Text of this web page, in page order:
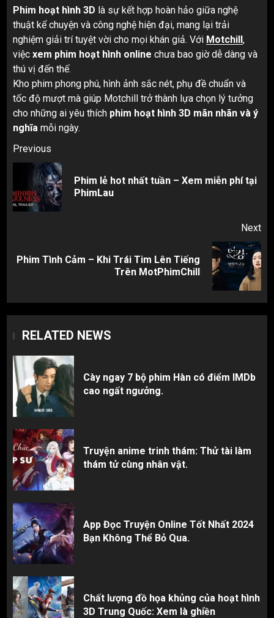
Phim hoạt hình 3D là sự kết hợp hoàn hảo giữa nghệ
thuật kể chuyện và công nghệ hiện đại, mang lại trải
nghiệm giải trí tuyệt vời cho mọi khán giả. Với Motchill,
việc xem phim hoạt hình online chưa bao giờ dễ dàng và
thú vị đến thế.
Kho phim phong phú, hình ảnh sắc nét, phụ đề chuẩn và
tốc độ mượt mà giúp Motchill trở thành lựa chọn lý tưởng
cho những ai yêu thích phim hoạt hình 3D mãn nhãn và ý
nghĩa mỗi ngày.
Post
navigation
Previous
Phim lẻ hot nhất tuần – Xem miễn phí tại
PhimLau
Next
Next
Phim Tình Cảm – Khi Trái Tim Lên Tiếng
Trên MotPhimChill
RELATED NEWS
Cày ngay 7 bộ phim Hàn có điểm IMDb
cao ngất ngưởng.
Truyện anime trinh thám: Thử tài làm
thám tử cùng nhân vật.
App Đọc Truyện Online Tốt Nhất 2024
Bạn Không Thể Bỏ Qua.
Chất lượng đồ họa khủng của hoạt hình
3D Trung Quốc: Xem là ghiền